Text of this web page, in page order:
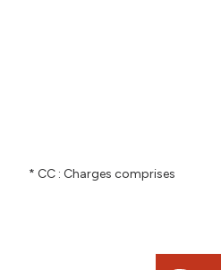
* CC : Charges comprises